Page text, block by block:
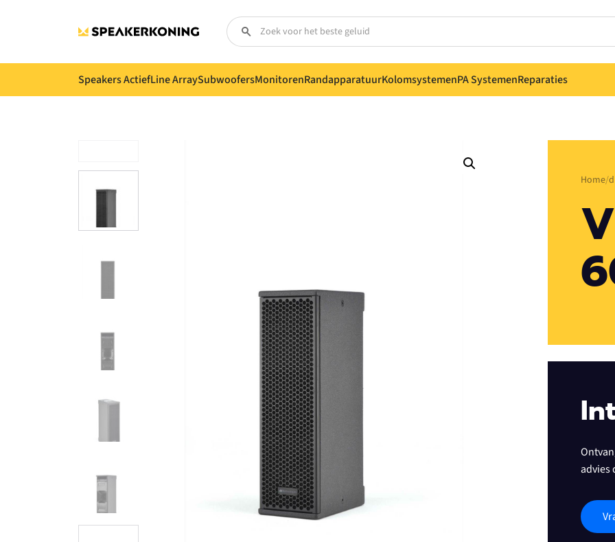
Speakers ActiefLine ArraySubwoofersMonitorenRandapparatuurKolomsystemenPA SystemenReparaties
Home
advies